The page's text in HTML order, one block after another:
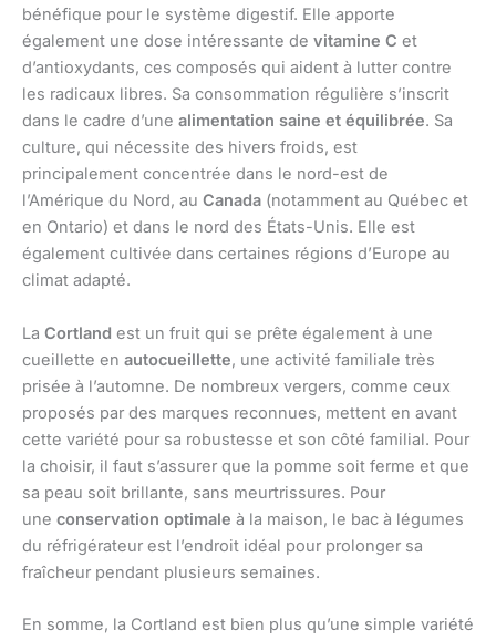
bénéfique pour le système digestif. Elle apporte
également une dose intéressante de vitamine C et
d’antioxydants, ces composés qui aident à lutter contre
les radicaux libres. Sa consommation régulière s’inscrit
dans le cadre d’une alimentation saine et équilibrée. Sa
culture, qui nécessite des hivers froids, est
principalement concentrée dans le nord-est de
l’Amérique du Nord, au Canada (notamment au Québec et
en Ontario) et dans le nord des États-Unis. Elle est
également cultivée dans certaines régions d’Europe au
climat adapté.
La Cortland est un fruit qui se prête également à une
cueillette en autocueillette, une activité familiale très
prisée à l’automne. De nombreux vergers, comme ceux
proposés par des marques reconnues, mettent en avant
cette variété pour sa robustesse et son côté familial. Pour
la choisir, il faut s’assurer que la pomme soit ferme et que
sa peau soit brillante, sans meurtrissures. Pour
une conservation optimale à la maison, le bac à légumes
du réfrigérateur est l’endroit idéal pour prolonger sa
fraîcheur pendant plusieurs semaines.
En somme, la Cortland est bien plus qu’une simple variété